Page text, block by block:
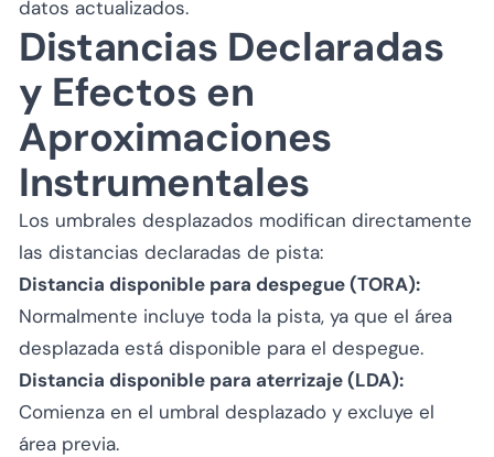
datos actualizados.
Distancias Declaradas
y Efectos en
Aproximaciones
Instrumentales
Los umbrales desplazados modifican directamente
las distancias declaradas de pista:
Distancia disponible para despegue (TORA):
Normalmente incluye toda la pista, ya que el área
desplazada está disponible para el despegue.
Distancia disponible para aterrizaje (LDA):
Comienza en el umbral desplazado y excluye el
área previa.